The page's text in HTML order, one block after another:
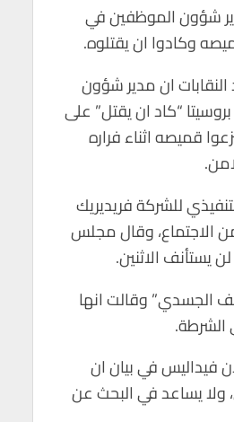
شؤون الموظفين في
وكادوا ان يقتلوه.
ان مدير شؤون
“كاد ان يقتل” على
قميصه اثناء فراره
للشركة فريديريك
الاجتماع، وقال مجلس
يستأنف الاثنين.
الجسدي” وقالت انها
فيداليس في بيان ان
ولا يساعد في البحث عن